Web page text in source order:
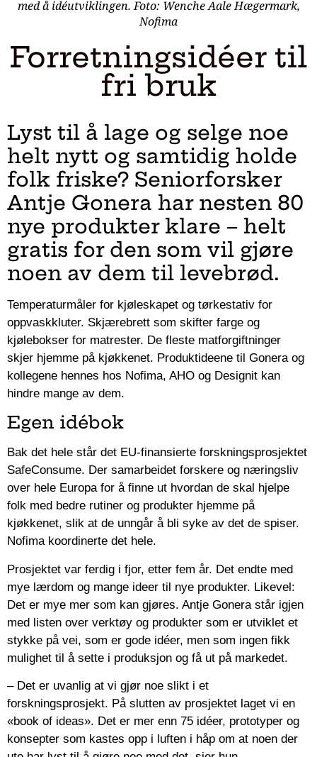
med å idéutviklingen. Foto: Wenche Aale Hægermark,
Nofima
Forretningsidéer til
fri bruk
Lyst til å lage og selge noe
helt nytt og samtidig holde
folk friske? Seniorforsker
Antje Gonera har nesten 80
nye produkter klare – helt
gratis for den som vil gjøre
noen av dem til levebrød.
Temperaturmåler for kjøleskapet og tørkestativ for
oppvaskkluter. Skjærebrett som skifter farge og
kjølebokser for matrester. De fleste matforgiftninger
skjer hjemme på kjøkkenet. Produktideene til Gonera og
kollegene hennes hos Nofima, AHO og Designit kan
hindre mange av dem.
Egen idébok
Bak det hele står det EU-finansierte forskningsprosjektet
SafeConsume. Der samarbeidet forskere og næringsliv
over hele Europa for å finne ut hvordan de skal hjelpe
folk med bedre rutiner og produkter hjemme på
kjøkkenet, slik at de unngår å bli syke av det de spiser.
Nofima koordinerte det hele.
Prosjektet var ferdig i fjor, etter fem år. Det endte med
mye lærdom og mange ideer til nye produkter. Likevel:
Det er mye mer som kan gjøres. Antje Gonera står igjen
med listen over verktøy og produkter som er utviklet et
stykke på vei, som er gode idéer, men som ingen fikk
mulighet til å sette i produksjon og få ut på markedet.
– Det er uvanlig at vi gjør noe slikt i et
forskningsprosjekt. På slutten av prosjektet laget vi en
«book of ideas». Det er mer enn 75 idéer, prototyper og
konsepter som kastes opp i luften i håp om at noen der